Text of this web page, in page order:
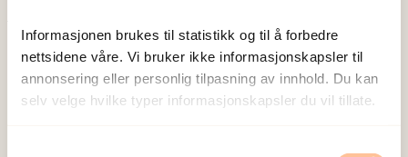
Informasjonen brukes til statistikk og til å forbedre
nettsidene våre. Vi bruker ikke informasjonskapsler til
annonsering eller personlig tilpasning av innhold. Du kan
selv velge hvilke typer informasjonskapsler du vil tillate.
Publisert:19. mars 2026
Sist redigert:
7. august 2026